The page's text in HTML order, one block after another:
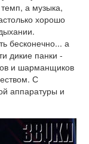
а музыка,
хорошо
бесконечно... а
дикие панки -
и шарманщиков
С
аппаратуры и